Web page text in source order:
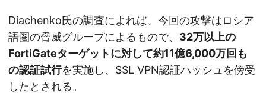
Diachenko氏の調査によれば、今回の攻撃はロシア
語圏の脅威グループによるもので、 32万以上の
FortiGateターゲットに対して約11億6,000万回も
の認証試行を実施し、SSL VPN認証ハッシュを傍受
したとされる。